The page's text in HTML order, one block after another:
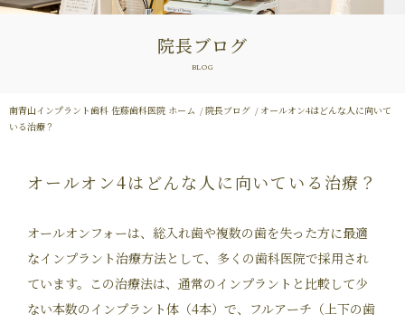
院長ブログ
BLOG
南青山インプラント歯科 佐藤歯科医院 ホーム 院長ブログ
オールオン4はどんな人に向いて
いる治療？
オールオン4はどんな人に向いている治療？
オールオンフォーは、総入れ歯や複数の歯を失った方に最適
なインプラント治療方法として、多くの歯科医院で採用され
ています。この治療法は、通常のインプラントと比較して少
ない本数のインプラント体（4本）で、フルアーチ（上下の歯